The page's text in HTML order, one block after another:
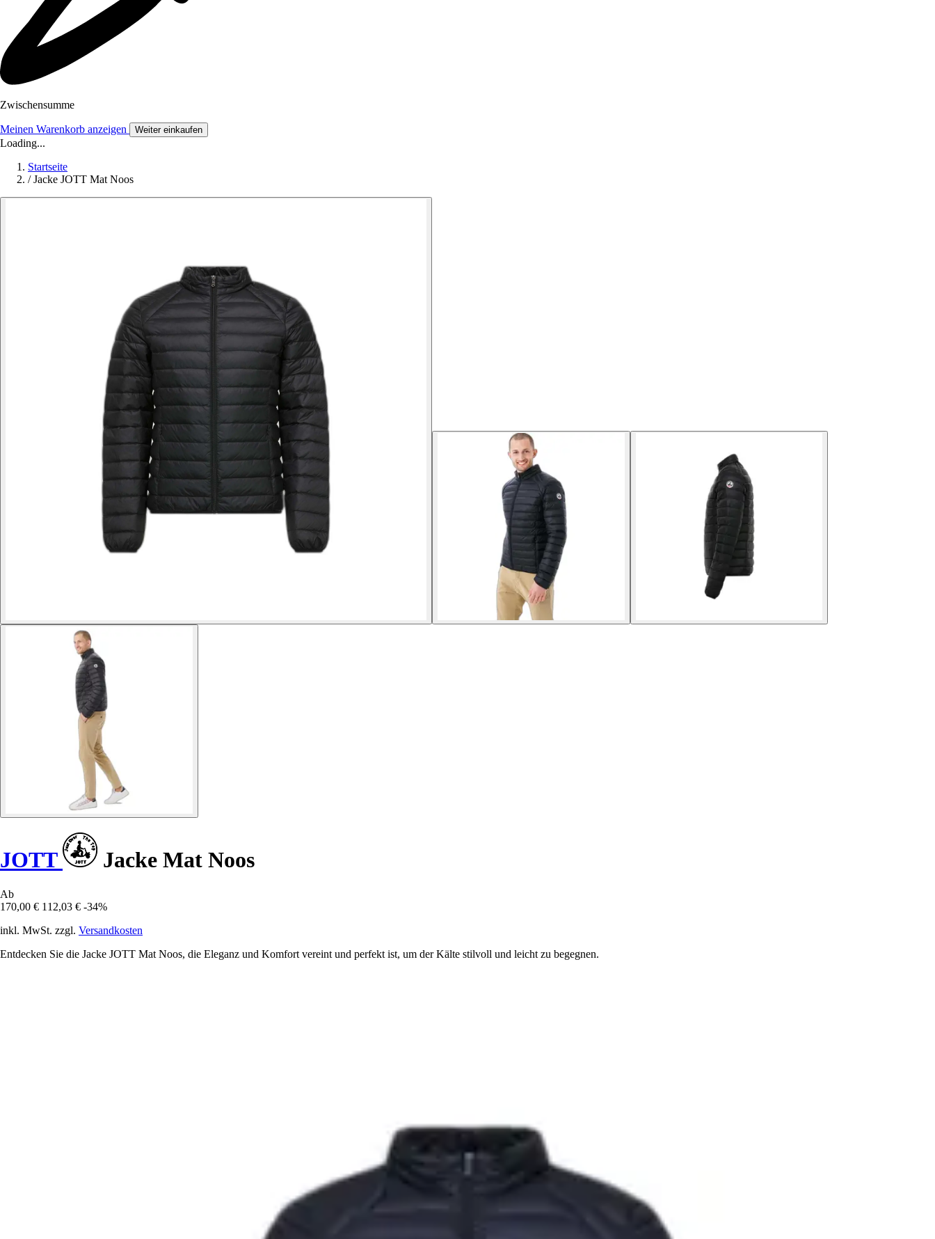
Zwischensumme
Meinen Warenkorb anzeigen Weiter einkaufen
Loading...
Startseite
/ Jacke JOTT Mat Noos
JOTT Jacke Mat Noos
Ab
170,00 € 112,03 € -34%
inkl. MwSt. zzgl. Versandkosten
Entdecken Sie die Jacke JOTT Mat Noos, die Eleganz und Komfort vereint und perfekt ist, um der Kälte stilvoll und leicht zu begegnen.